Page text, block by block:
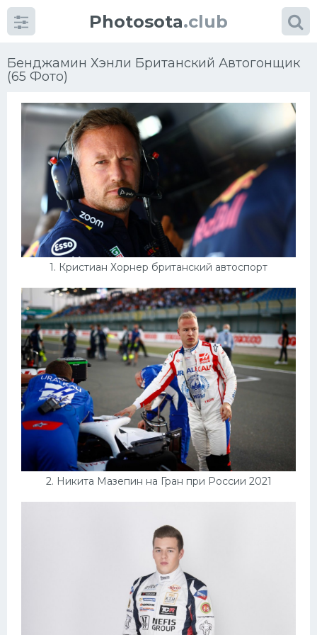
Photosota.club
Бенджамин Хэнли Британский Автогонщик
(65 Фото)
1. Кристиан Хорнер британский автоспорт
2. Никита Мазепин на Гран при России 2021
КатегорииФото
Много картинок...
Футбол
Баскетбол
Хоккей
Велогонки
Конькобежный спорт
Тренажеры
Интерьеры квартир